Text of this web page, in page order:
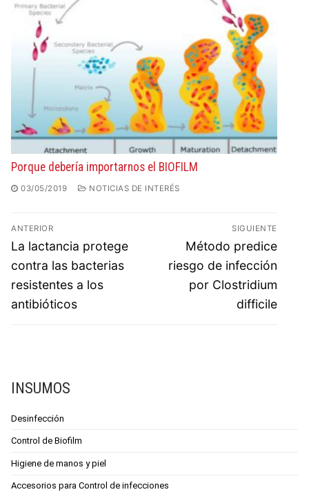
Porque debería importarnos el BIOFILM
03/05/2019 NOTICIAS DE INTERÉS
ANTERIOR
La lactancia protege
contra las bacterias
resistentes a los
antibióticos
SIGUIENTE
Método predice
riesgo de infección
por Clostridium
difficile
INSUMOS
Desinfección
Control de Biofilm
Higiene de manos y piel
Accesorios para Control de infecciones